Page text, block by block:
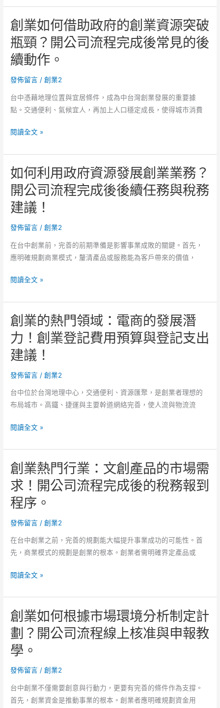
進
度
控
制
要
計
劃？
創
業
登
費
用
項
懶
指
南！
如
何
根
據
市
需
求
設
服
策
略？
開
公
司
程
平
均
成
程
解
析。
創業如何借助政府的創業資源突破
瓶頸？開公司流程完成後常見的後
續動作。
發佈留言 /創業2
台中憑藉地理位置與宜居條件，成為中台灣創業發展的重要據
點。交通便利、氣候宜人，再加上人口穩定成長，使得城市消費
創
如
何
借
助
政
的
創
業
源
破
瓶
頸？
開
公
流
程
完
後
見
的
後
續
動
閱讀全文 »
如何利用政府資源發展創業業務？
開公司流程完成後後續任務與稅務
建議！
發佈留言 /創業2
在台中創業前，完善的前期準備是影響事業成敗的關鍵。首先，
應明確規劃商業模式，釐清產品或服務能為客戶帶來的價值，
如
利
用
政
府
資
發
展
創
業
開
公
司
流
程
成
後
後
任
與
稅
務
建
議！
閱讀全文 »
創業的熱門領域：電商的發展潛
力！創業登記費用預算與登記支出
建議！
發佈留言 /創業2
台中位於台灣地理中心，交通便利、資源匯聚，是創業者理想的
布局城市。高鐵、捷運與主要幹道網絡完善，使人流與物流流
創
的
熱
門
領
域：
商
的
發
潛
創
業
登
記
費
預
算
與
閱讀全文 »
創業熱門行業：文創產品的市場需
求！開公司流程完成後的稅務報到
程序。
發佈留言 /創業2
在台中創業之前，完善的規劃能大幅提升事業成功的可能性。首
先，商業模式的規劃是創業的根本。創業者需明確界定產品或
創
熱
門
行
業：
文
產
品
的
閱讀全文 »
創業如何根據市場環境分析制定計
劃？開公司流程線上核准與申報教
學。
發佈留言 /創業2
台中創業不僅需要創意與行動力，更要有完善的條件作為支撐。
首先，創業資金是推動事業的根本。創業者應明確規劃資金用